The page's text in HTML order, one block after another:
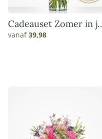
Cadeauset Zomer in je
vaas
vanaf39,98